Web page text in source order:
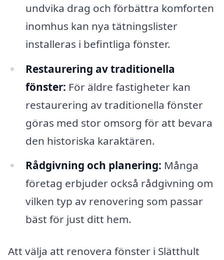
undvika drag och förbättra komforten
inomhus kan nya tätningslister
installeras i befintliga fönster.
Restaurering av traditionella
fönster: För äldre fastigheter kan
restaurering av traditionella fönster
göras med stor omsorg för att bevara
den historiska karaktären.
Rådgivning och planering: Många
företag erbjuder också rådgivning om
vilken typ av renovering som passar
bäst för just ditt hem.
Att välja att renovera fönster i Slätthult